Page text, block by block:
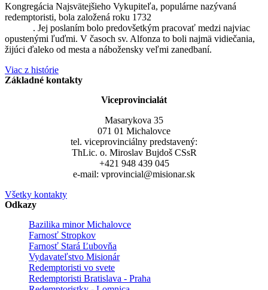
Kongregácia Najsvätejšieho Vykupiteľa, populárne nazývaná
redemptoristi, bola založená roku 1732
. Jej poslaním bolo predovšetkým pracovať medzi najviac
opustenými ľuďmi. V časoch sv. Alfonza to boli najmä vidiečania,
žijúci ďaleko od mesta a nábožensky veľmi zanedbaní.
Viac z histórie
Základné kontakty
Viceprovincialát
Masarykova 35
071 01 Michalovce
tel. viceprovinciálny predstavený:
ThLic. o. Miroslav Bujdoš CSsR
+421 948 439 045
e-mail: vprovincial@misionar.sk
Všetky kontakty
Odkazy
Bazilika minor Michalovce
Farnosť Stropkov
Farnosť Stará Ľubovňa
Vydavateľstvo Misionár
Redemptoristi vo svete
Redemptoristi Bratislava - Praha